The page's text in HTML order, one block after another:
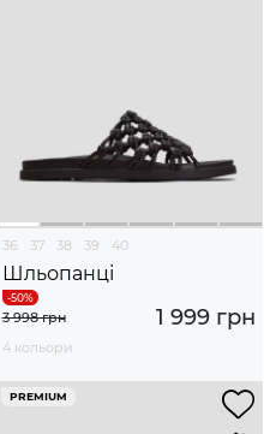
36 37 38 39 40
Шльопанці
1 999 грн
3 998 грн
4 кольори
PREMIUM